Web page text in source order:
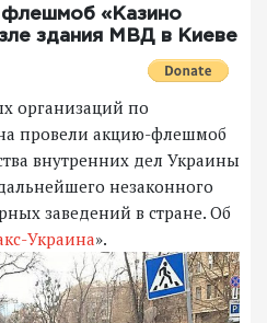
флешмоб «Казино
здания МВД в Киеве
организаций по
провели акцию-флешмоб
внутренних дел Украины
незаконного
заведений в стране. Об
Украина».